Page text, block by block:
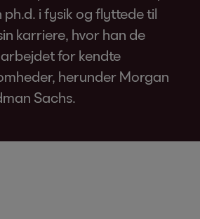
i fysik og flyttede til
karriere, hvor han de
for kendte
herunder Morgan
Sachs.